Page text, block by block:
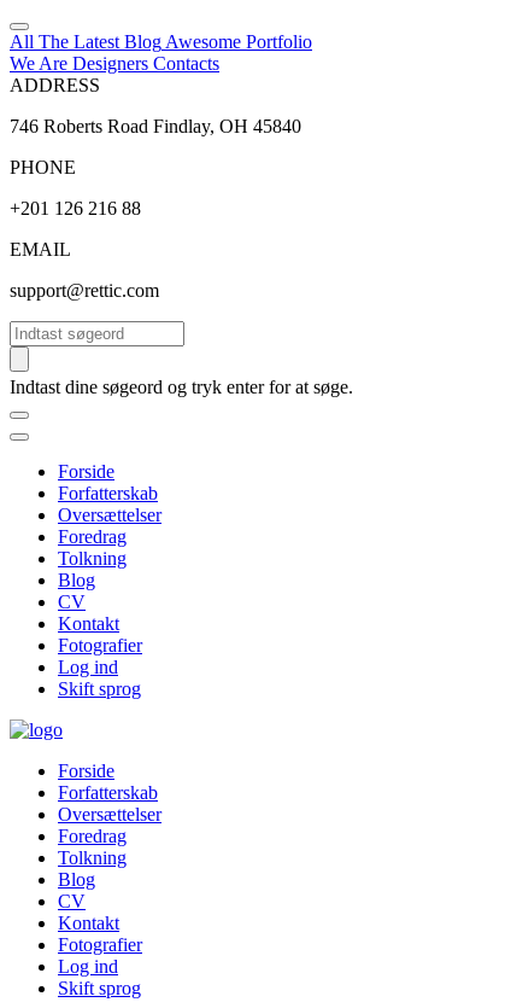
All The Latest Blog Awesome Portfolio
We Are Designers Contacts
ADDRESS
746 Roberts Road Findlay, OH 45840
PHONE
+201 126 216 88
EMAIL
support@rettic.com
Søg
Indtast dine søgeord og tryk enter for at søge.
Forside
Forfatterskab
Oversættelser
Foredrag
Tolkning
Blog
CV
Kontakt
Fotografier
Log ind
Skift sprog
Forside
Forfatterskab
Oversættelser
Foredrag
Tolkning
Blog
CV
Kontakt
Fotografier
Log ind
Skift sprog